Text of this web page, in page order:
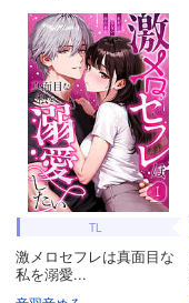
TL
激メロセフレは真面目な
私を溺愛...